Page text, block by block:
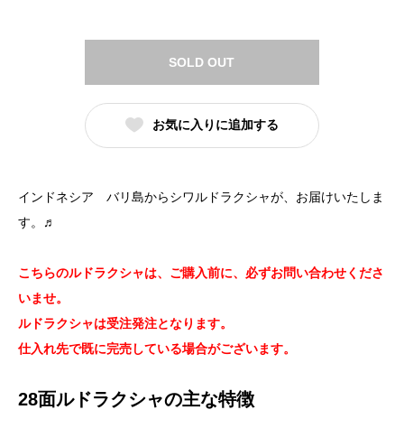
SOLD OUT
お気に入りに追加する
インドネシア バリ島からシワルドラクシャが、お届けいたしま
す。♬
こちらのルドラクシャは、ご購入前に、必ずお問い合わせくださ
いませ。
ルドラクシャは受注発注となります。
仕入れ先で既に完売している場合がございます。
28面ルドラクシャの主な特徴